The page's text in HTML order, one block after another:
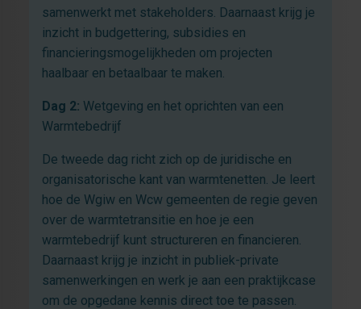
samenwerkt met stakeholders. Daarnaast krijg je
inzicht in budgettering, subsidies en
financieringsmogelijkheden om projecten
haalbaar en betaalbaar te maken.
Dag 2: Wetgeving en het oprichten van een
Warmtebedrijf
De tweede dag richt zich op de juridische en
organisatorische kant van warmtenetten. Je leert
hoe de Wgiw en Wcw gemeenten de regie geven
over de warmtetransitie en hoe je een
warmtebedrijf kunt structureren en financieren.
Daarnaast krijg je inzicht in publiek-private
samenwerkingen en werk je aan een praktijkcase
om de opgedane kennis direct toe te passen.